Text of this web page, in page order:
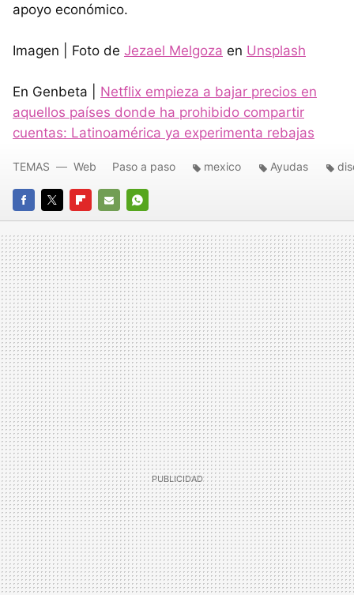
apoyo económico.
Imagen | Foto de Jezael Melgoza en Unsplash
En Genbeta | Netflix empieza a bajar precios en
aquellos países donde ha prohibido compartir
cuentas: Latinoamérica ya experimenta rebajas
FACEBOOK
TWITTERFLIPBOARD
E-
MAIL
WHATSAPP
TEMAS Web Paso a paso mexico Ayudas